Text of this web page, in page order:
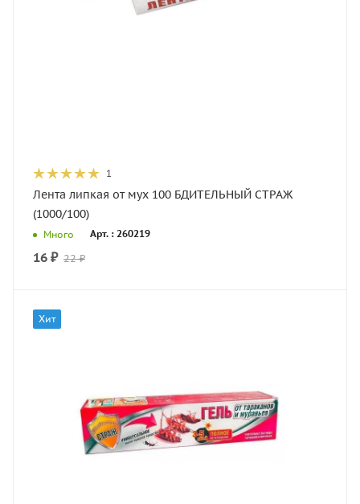
1
Лента липкая от мух 100 БДИТЕЛЬНЫЙ СТРАЖ
(1000/100)
Много Арт. : 260219
16 ₽ 22 ₽
Хит